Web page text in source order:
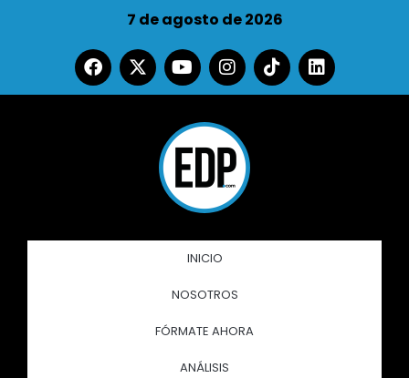
7 de agosto de 2026
INICIO
NOSOTROS
FÓRMATE AHORA
ANÁLISIS